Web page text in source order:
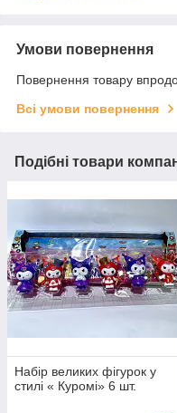
Умови повернення
Повернення товару
Всі умови повернення
Подібні товари
Набір великих фігурок у
стилі « Куромі» 6 шт.